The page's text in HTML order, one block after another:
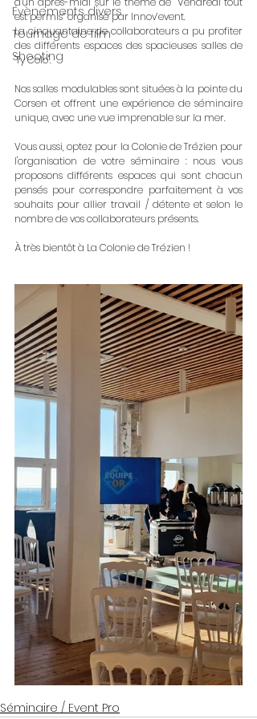
Évènements divers
Tournage de film
Shooting
est permis” organisé par Innov’event.
La cinquantaine de collaborateurs a pu profiter
des différents espaces des spacieuses salles de
"Ty Colo".
Nos salles modulables sont situées à la pointe du
Corsen et offrent une expérience de séminaire
unique, avec une vue imprenable sur la mer.
Vous aussi, optez pour la Colonie de Trézien pour
l'organisation de votre séminaire : nous vous
proposons différents espaces qui sont chacun
pensés pour correspondre parfaitement à vos
souhaits pour allier travail / détente et selon le
nombre de vos collaborateurs présents.
À très bientôt à La Colonie de Trézien !
Séminaire / Event Pro